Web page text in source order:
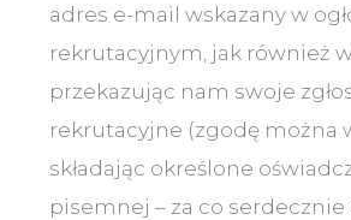
adres e-mail wskazany w
rekrutacyjnym, jak również
przekazując nam swoje
rekrutacyjne (zgodę można
składając określone
pisemnej – za co serdecznie